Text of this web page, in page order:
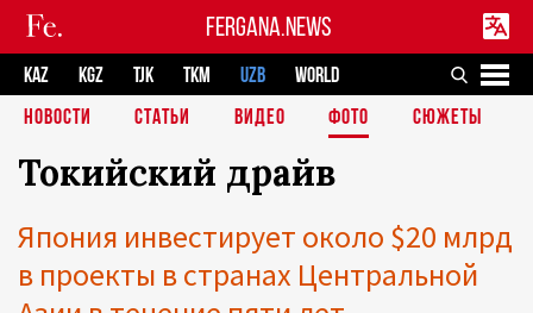
FERGANA.NEWS
KAZ KGZ TJK TKM UZB
WORLD
НОВОСТИ
СТАТЬИ ВИДЕО ФОТО СЮЖЕТЫ
Токийский драйв
Япония инвестирует около $20 млрд
в проекты в странах Центральной